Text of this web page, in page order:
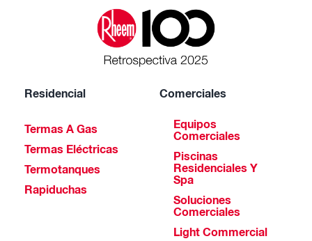
Residencial
Termas A Gas
Termas Eléctricas
Termotanques
Rapiduchas
Comerciales
Equipos
Comerciales
Piscinas
Residenciales Y
Spa
Soluciones
Comerciales
Light Commercial